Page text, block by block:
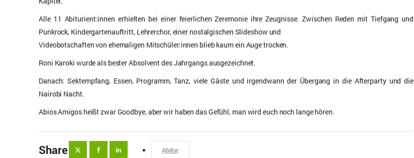
Alle 11 Abiturient:innen erhielten bei einer feierlichen Zeremonie ihre Zeugnisse. Zwischen Reden mit Tiefgang und
Punkrock, Kindergartenauftritt, Lehrerchor, einer nostalgischen Slideshow und
Videobotschaften von ehemaligen Mitschüler:innen blieb kaum ein Auge trocken.
Roni Karoki wurde als bester Absolvent des Jahrgangs ausgezeichnet.
Danach: Sektempfang, Essen, Programm, Tanz, viele Gäste und irgendwann der Übergang in die Afterparty und die
Nairobi Nacht.
Abios Amigos heißt zwar Goodbye, aber wir haben das Gefühl, man wird euch noch lange hören.
Share Abitur